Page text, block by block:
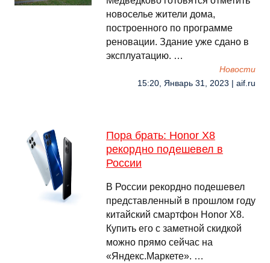
новоселье жители дома,
построенного по программе
реновации. Здание уже сдано в
эксплуатацию. …
Новости
15:20, Январь 31, 2023 | aif.ru
Пора брать: Honor X8
рекордно подешевел в
России
В России рекордно подешевел
представленный в прошлом году
китайский смартфон Honor X8.
Купить его с заметной скидкой
можно прямо сейчас на
«Яндекс.Маркете». …